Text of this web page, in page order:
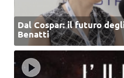
Dal Cospar: il futuro
Benatti